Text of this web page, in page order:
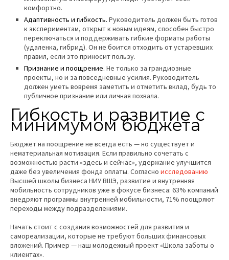
комфортно.
Адаптивность и гибкость. Руководитель должен быть готов
к экспериментам, открыт к новым идеям, способен быстро
переключаться и поддерживать гибкие форматы работы
(удаленка, гибрид). Он не боится отходить от устаревших
правил, если это приносит пользу.
Признание и поощрение. Не только за грандиозные
проекты, но и за повседневные усилия. Руководитель
должен уметь вовремя заметить и отметить вклад, будь то
публичное признание или личная похвала.
Гибкость и развитие с
минимумом бюджета
Бюджет на поощрение не всегда есть — но существует и
нематериальная мотивация. Если правильно сочетать с
возможностью расти «здесь и сейчас», удержание улучшится
даже без увеличения фонда оплаты. Согласно исследованию
Высшей школы бизнеса НИУ ВШЭ, развитие и внутренняя
мобильность сотрудников уже в фокусе бизнеса: 63% компаний
внедряют программы внутренней мобильности, 71% поощряют
переходы между подразделениями.
Начать стоит с создания возможностей для развития и
самореализации, которые не требуют больших финансовых
вложений. Пример — наш молодежный проект «Школа заботы о
клиентах».